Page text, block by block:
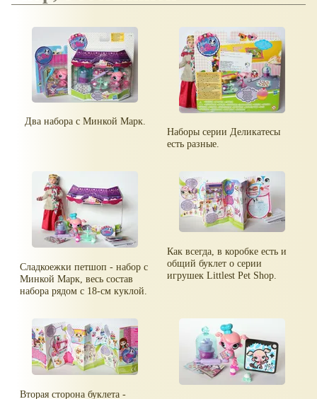
Два набора с Минкой Марк.
Наборы серии Деликатесы
есть разные.
Сладкоежки петшоп - набор с
Минкой Марк, весь состав
набора рядом с 18-см куклой.
Как всегда, в коробке есть и
общий буклет о серии
игрушек Littlest Pet Shop.
Вторая сторона буклета -